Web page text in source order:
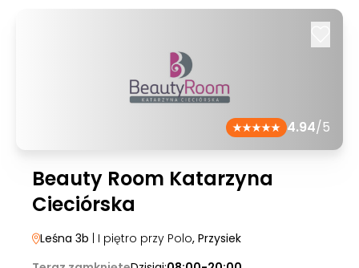
4.94/5
Beauty Room Katarzyna
Cieciórska
Leśna 3b | I piętro przy Polo, Przysiek